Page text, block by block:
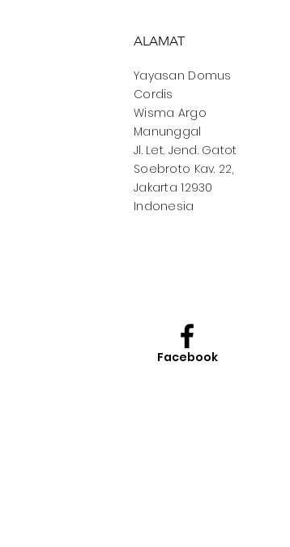
ALAMAT
Yayasan Domus
Cordis
Wisma Argo
Manunggal
Jl. Let. Jend. Gatot
Soebroto Kav. 22,
Jakarta 12930
Indonesia
Facebook